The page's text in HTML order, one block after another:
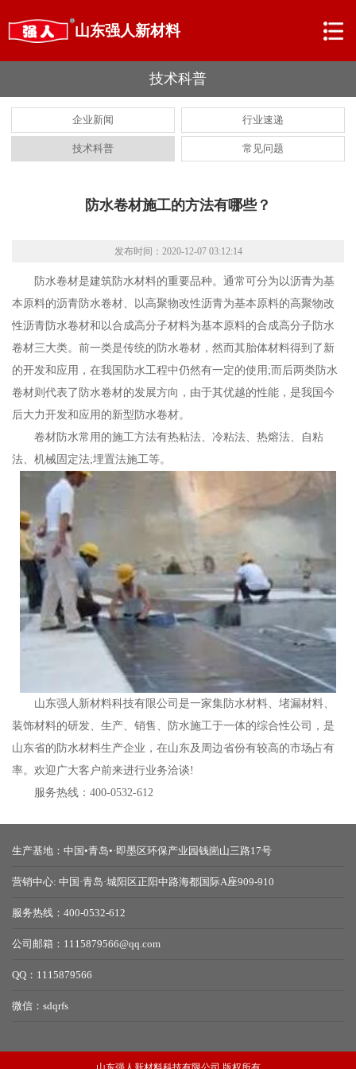
山东强人新材料
技术科普
企业新闻 行业速递
技术科普 常见问题
防水卷材施工的方法有哪些？
发布时间：2020-12-07 03:12:14
防水卷材是建筑防水材料的重要品种。通常可分为以沥青为基
本原料的沥青防水卷材、以高聚物改性沥青为基本原料的高聚物改
性沥青防水卷材和以合成高分子材料为基本原料的合成高分子防水
卷材三大类。前一类是传统的防水卷材，然而其胎体材料得到了新
的开发和应用，在我国防水工程中仍然有一定的使用;而后两类防水
卷材则代表了防水卷材的发展方向，由于其优越的性能，是我国今
后大力开发和应用的新型防水卷材。
卷材防水常用的施工方法有热粘法、冷粘法、热熔法、自粘
法、机械固定法;埋置法施工等。
山东强人新材料科技有限公司是一家集防水材料、堵漏材料、
装饰材料的研发、生产、销售、防水施工于一体的综合性公司，是
山东省的防水材料生产企业，在山东及周边省份有较高的市场占有
率。欢迎广大客户前来进行业务洽谈!
服务热线：400-0532-612
生产基地：中国•青岛•·即墨区环保产业园钱崮山三路17号
营销中心: 中国·青岛·城阳区正阳中路海都国际A座909-910
服务热线：400-0532-612
公司邮箱：1115879566@qq.com
QQ：1115879566
微信：sdqrfs